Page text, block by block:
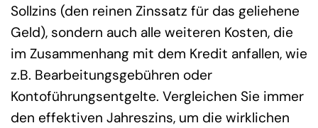
Sollzins (den reinen Zinssatz für das geliehene
Geld), sondern auch alle weiteren Kosten, die
im Zusammenhang mit dem Kredit anfallen, wie
z.B. Bearbeitungsgebühren oder
Kontoführungsentgelte. Vergleichen Sie immer
den effektiven Jahreszins, um die wirklichen